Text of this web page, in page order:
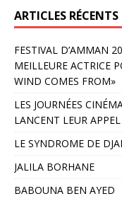
ARTICLES RÉCENTS
FESTIVAL D’AMMAN
MEILLEURE ACTRICE
WIND COMES FROM»
LES JOURNÉES
LANCENT LEUR
LE SYNDROME DE
JALILA BORHANE
BABOUNA BEN AYED